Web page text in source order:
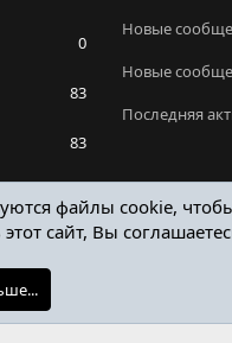
0
83
83
включать
Новые
Новые
Последняя
файлы cookie,
сайт, Вы